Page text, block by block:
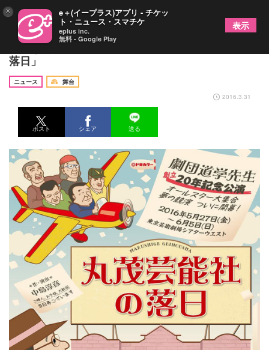
まもなく劇団道学先生創立20年目！「丸茂芸能社の
落日」
ニュース
舞台
2016.3.31
ポスト シェア 送る
× e＋(イープラス)アプリ - チケッ
ト・ニュース・スマチケ
eplus inc.
無料 - Google Play
表示